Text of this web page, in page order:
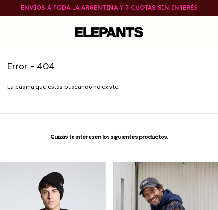
ENVÍOS A TODA LA ARGENTINA Y 3 CUOTAS SIN INTERÉS
Error - 404
La página que estás buscando no existe.
Quizás te interesen los siguientes productos.